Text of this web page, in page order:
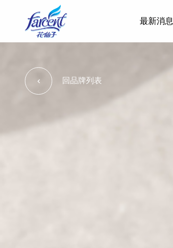
最新消息
回品牌列表